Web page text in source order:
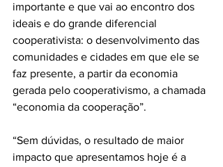
importante e que vai ao encontro dos
ideais e do grande diferencial
cooperativista: o desenvolvimento das
comunidades e cidades em que ele se
faz presente, a partir da economia
gerada pelo cooperativismo, a chamada
“economia da cooperação”.
“Sem dúvidas, o resultado de maior
impacto que apresentamos hoje é a